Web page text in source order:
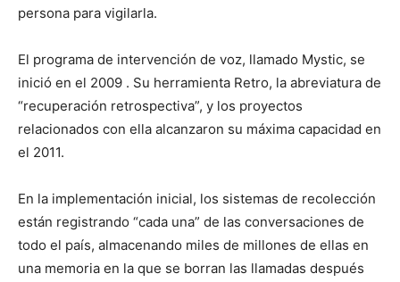
persona para vigilarla.
El programa de intervención de voz, llamado Mystic, se
inició en el 2009 . Su herramienta Retro, la abreviatura de
“recuperación retrospectiva”, y los proyectos
relacionados con ella alcanzaron su máxima capacidad en
el 2011.
En la implementación inicial, los sistemas de recolección
están registrando “cada una” de las conversaciones de
todo el país, almacenando miles de millones de ellas en
una memoria en la que se borran las llamadas después